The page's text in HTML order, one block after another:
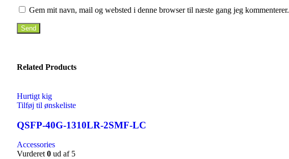
Gem mit navn, mail og websted i denne browser til næste gang jeg kommenterer.
Related Products
Hurtigt kig
Tilføj til ønskeliste
QSFP-40G-1310LR-2SMF-LC
Accessories
Vurderet0 ud af 5